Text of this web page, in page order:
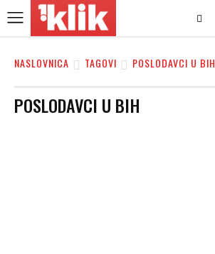
NASLOVNICA TAGOVI POSLODAVCI U BIH
POSLODAVCI U BIH